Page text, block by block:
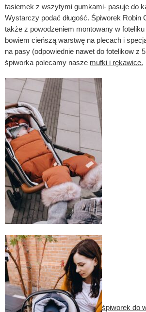
tasiemek z wszytymi gumkami- pasuje do
Wystarczy podać długość. Śpiworek Robin
także z powodzeniem montowany w
bowiem cieńszą warstwę na plecach i
na pasy (odpowiednie nawet do fotelikow z
śpiworka polecamy nasze mufki i rękawice.
śpiworek do